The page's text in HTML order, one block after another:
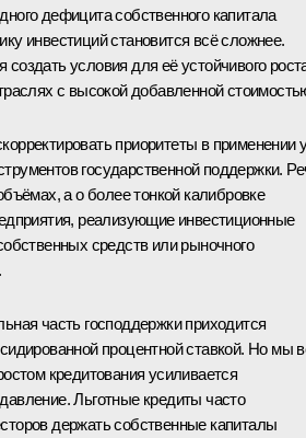
дефицита собственного капитала
инвестиций становится всё сложнее.
условия для её устойчивого
с высокой добавленной
приоритеты в применении
государственной поддержки.
а о более тонкой калибровке
реализующие инвестиционные
средств или рыночного
часть господдержки приходится
процентной ставкой. Но мы
кредитования усиливается
Льготные кредиты часто
держать собственные капиталы